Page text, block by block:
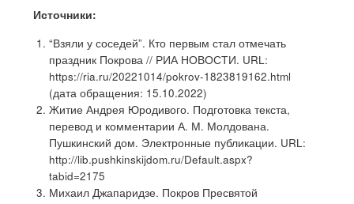
Источники:
“Взяли у соседей”. Кто первым стал отмечать
праздник Покрова // РИА НОВОСТИ. URL:
https://ria.ru/20221014/pokrov-1823819162.html
(дата обращения: 15.10.2022)
Житие Андрея Юродивого. Подготовка текста,
перевод и комментарии А. М. Молдована.
Пушкинский дом. Электронные публикации. URL:
http://lib.pushkinskijdom.ru/Default.aspx?
tabid=2175
Михаил Джапаридзе. Покров Пресвятой